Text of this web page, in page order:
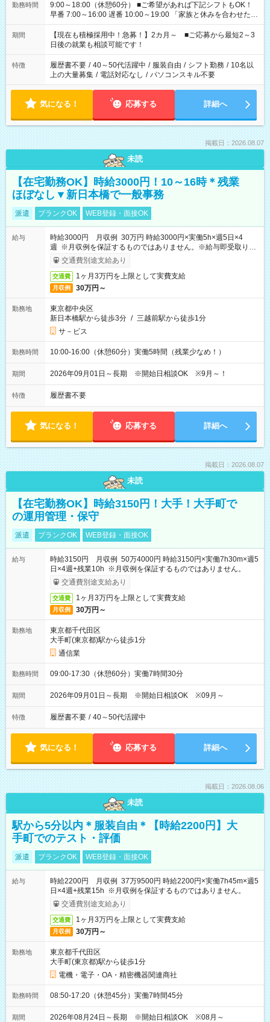
勤務時間
9:00～18:00（休憩60分） ■ご希望があれば下記シフトもOK！
早番 7:00～16:00 遅番 10:00～19:00 「家族と休みを合わせた
い」 「余裕を持って夕飯の準備がしたい」 「できれば残業はし
たくない」 など、ご希望を教えてくださいね。 ※Wワーク希望
の方へ 今ご覧のお仕事で希望する勤務時間と、もう1つのお仕事
の勤務時間。 合計で週40時間を超える場合は応募できません。
期間
【現在も積極採用中！急募！】2カ月～ ■ご応募から最短2～3
日後の就業も相談可能です！
特徴 履歴書不要 / 40～50代活躍中 / 服装自由 / シフト勤務 / 10名以
上の大量募集 / 電話対応なし / パソコンスキル不要
気になる！ 応募する 詳細へ
掲載日：2026.08.07
未読
【在宅勤務OK】時給3000円！10～16時＊残業
ほぼなし▼新日本橋で一般事務
派遣 ブランクOK WEB登録・面接OK
給与
時給3000円 月収例 30万円 時給3000円×実働5h×週5日×4
週 ※月収例を保証するものではありません。※給与即受取りサ
ービス利用可（利用条件有）
交通費別途支給あり
交通費 1ヶ月3万円を上限として実費支給
月収例 30万円～
勤務地
東京都中央区
新日本橋駅から徒歩3分 / 三越前駅から徒歩1分
サ－ビス
勤務時間 10:00-16:00（休憩60分）実働5時間（残業少なめ！）
期間 2026年09月01日～長期 ※開始日相談OK ※9月～！
特徴 履歴書不要
気になる！ 応募する 詳細へ
掲載日：2026.08.07
未読
【在宅勤務OK】時給3150円！大手！大手町で
の運用管理・保守
派遣 ブランクOK WEB登録・面接OK
給与
時給3150円 月収例 50万4000円 時給3150円×実働7h30m×週5
日×4週+残業10h ※月収例を保証するものではありません。
交通費別途支給あり
交通費 1ヶ月3万円を上限として実費支給
月収例 30万円～
勤務地
東京都千代田区
大手町(東京都)駅から徒歩1分
通信業
勤務時間 09:00-17:30（休憩60分）実働7時間30分
期間 2026年09月01日～長期 ※開始日相談OK ※09月～
特徴 履歴書不要 / 40～50代活躍中
気になる！ 応募する 詳細へ
掲載日：2026.08.06
未読
駅から5分以内＊服装自由＊【時給2200円】大
手町でのテスト・評価
派遣 ブランクOK WEB登録・面接OK
給与
時給2200円 月収例 37万9500円 時給2200円×実働7h45m×週5
日×4週+残業15h ※月収例を保証するものではありません。
交通費別途支給あり
交通費 1ヶ月3万円を上限として実費支給
月収例 30万円～
勤務地
東京都千代田区
大手町(東京都)駅から徒歩1分
電機・電子・OA・精密機器関連商社
勤務時間 08:50-17:20（休憩45分）実働7時間45分
期間 2026年08月24日～長期 ※開始日相談OK ※08月～